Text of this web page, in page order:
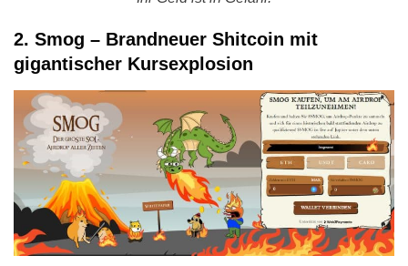
2. Smog – Brandneuer Shitcoin mit
gigantischer Kursexplosion